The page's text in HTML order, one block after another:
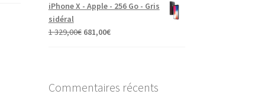
iPhone X - Apple - 256 Go - Gris
sidéral
1 329,00€ 681,00€
Commentaires récents